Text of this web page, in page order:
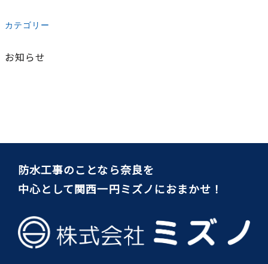
カテゴリー
お知らせ
防水工事のことなら奈良を
中心として関西一円ミズノにおまかせ！